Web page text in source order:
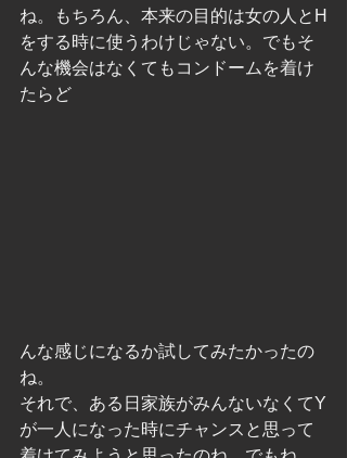
ね。もちろん、本来の目的は女の人とH
をする時に使うわけじゃない。でもそ
んな機会はなくてもコンドームを着け
たらど
んな感じになるか試してみたかったの
ね。
それで、ある日家族がみんないなくてY
が一人になった時にチャンスと思って